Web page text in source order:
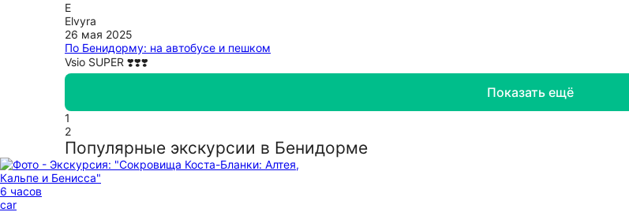
E
Elvyra
26 мая 2025
По Бенидорму: на автобусе и пешком
Vsio SUPER ❣️❣️❣️
Показать ещё
1
2
Популярные экскурсии в Бенидорме
6 часов
car